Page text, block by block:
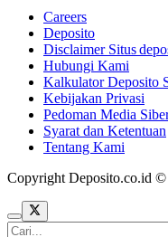
Careers
Deposito
Disclaimer Situs
Hubungi Kami
Kalkulator Deposito
Kebijakan Privasi
Pedoman Media
Syarat dan Ketentuan
Tentang Kami
Copyright Deposito.co.id